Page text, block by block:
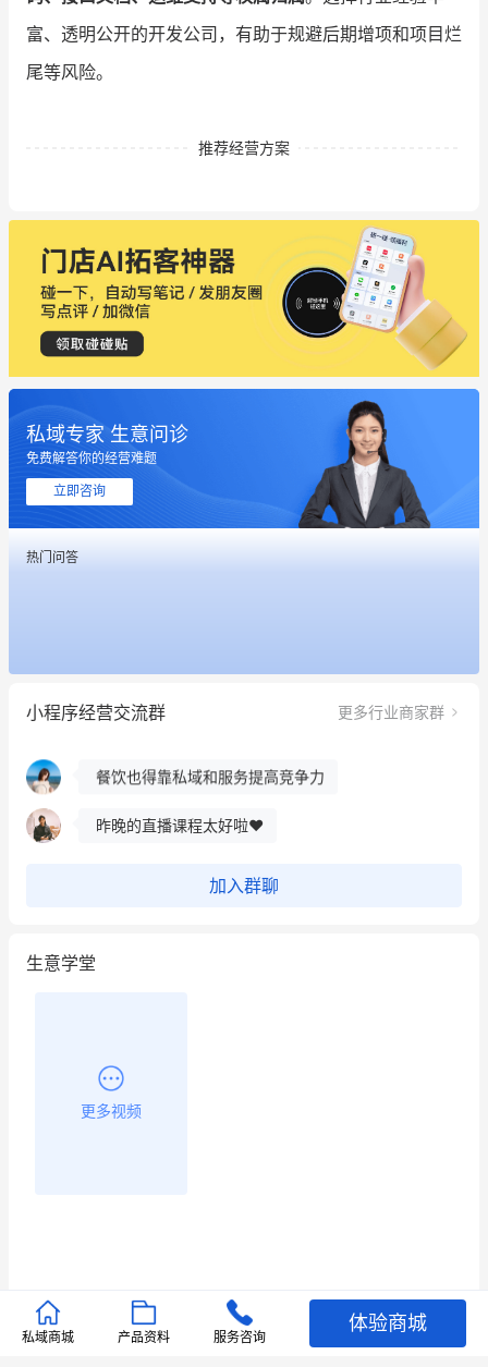
富、透明公开的开发公司，有助于规避后期增项和项目烂
尾等风险。
推荐经营方案
私域专家 生意问诊
免费解答你的经营难题
立即咨询
热门问答
小程序经营交流群 更多行业商家群
这个营销策划案例推荐大家看一下
用有赞就能在微信、小红书同时经营了
餐饮也得靠私域和服务提高竞争力
这个营销策划案例推荐大家看一下
用有赞就能在微信、小红书同时经营了
餐饮也得靠私域和服务提高竞争力
昨晚的直播课程太好啦❤️
加入群聊
生意学堂
更多视频
推荐文章
私域商城 产品资料 服务咨询
体验商城